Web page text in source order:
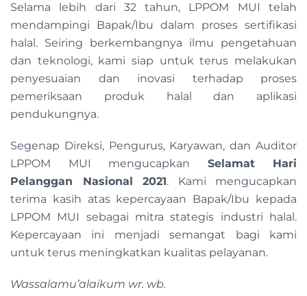
Selama lebih dari 32 tahun, LPPOM MUI telah
mendampingi Bapak/Ibu dalam proses sertifikasi
halal. Seiring berkembangnya ilmu pengetahuan
dan teknologi, kami siap untuk terus melakukan
penyesuaian dan inovasi terhadap proses
pemeriksaan produk halal dan aplikasi
pendukungnya.
Segenap Direksi, Pengurus, Karyawan, dan Auditor
LPPOM MUI mengucapkan Selamat Hari
Pelanggan Nasional 2021. Kami mengucapkan
terima kasih atas kepercayaan Bapak/Ibu kepada
LPPOM MUI sebagai mitra stategis industri halal.
Kepercayaan ini menjadi semangat bagi kami
untuk terus meningkatkan kualitas pelayanan.
Wassalamu’alaikum wr. wb.